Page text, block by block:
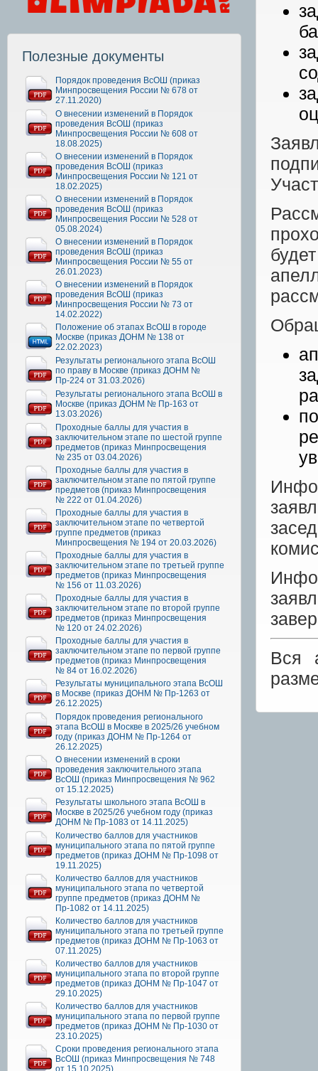
Полезные документы
Порядок проведения ВсОШ (приказ
Минпросвещения России № 678 от
27.11.2020)
О внесении изменений в Порядок
проведения ВсОШ (приказ
Минпросвещения России № 608 от
18.08.2025)
О внесении изменений в Порядок
проведения ВсОШ (приказ
Минпросвещения России № 121 от
18.02.2025)
О внесении изменений в Порядок
проведения ВсОШ (приказ
Минпросвещения России № 528 от
05.08.2024)
О внесении изменений в Порядок
проведения ВсОШ (приказ
Минпросвещения России № 55 от
26.01.2023)
О внесении изменений в Порядок
проведения ВсОШ (приказ
Минпросвещения России № 73 от
14.02.2022)
Положение об этапах ВсОШ в городе
Москве (приказ ДОНМ № 138 от
22.02.2023)
Результаты регионального этапа ВсОШ
по праву в Москве (приказ ДОНМ №
Пр-224 от 31.03.2026)
Результаты регионального этапа ВсОШ в
Москве (приказ ДОНМ № Пр-163 от
13.03.2026)
Проходные баллы для участия в
заключительном этапе по шестой группе
предметов (приказ Минпросвещения
№ 235 от 03.04.2026)
Проходные баллы для участия в
заключительном этапе по пятой группе
предметов (приказ Минпросвещения
№ 222 от 01.04.2026)
Проходные баллы для участия в
заключительном этапе по четвертой
группе предметов (приказ
Минпросвещения № 194 от 20.03.2026)
Проходные баллы для участия в
заключительном этапе по третьей группе
предметов (приказ Минпросвещения
№ 156 от 11.03.2026)
Проходные баллы для участия в
заключительном этапе по второй группе
предметов (приказ Минпросвещения
№ 120 от 24.02.2026)
Проходные баллы для участия в
заключительном этапе по первой группе
предметов (приказ Минпросвещения
№ 84 от 16.02.2026)
Результаты муниципального этапа ВсОШ
в Москве (приказ ДОНМ № Пр-1263 от
26.12.2025)
Порядок проведения регионального
этапа ВсОШ в Москве в 2025/26 учебном
году (приказ ДОНМ № Пр-1264 от
26.12.2025)
О внесении изменений в сроки
проведения заключительного этапа
ВсОШ (приказ Минпросвещения № 962
от 15.12.2025)
Результаты школьного этапа ВсОШ в
Москве в 2025/26 учебном году (приказ
ДОНМ № Пр-1083 от 14.11.2025)
Количество баллов для участников
муниципального этапа по пятой группе
предметов (приказ ДОНМ № Пр-1098 от
19.11.2025)
Количество баллов для участников
муниципального этапа по четвертой
группе предметов (приказ ДОНМ №
Пр-1082 от 14.11.2025)
Количество баллов для участников
муниципального этапа по третьей группе
предметов (приказ ДОНМ № Пр-1063 от
07.11.2025)
Количество баллов для участников
муниципального этапа по второй группе
предметов (приказ ДОНМ № Пр-1047 от
29.10.2025)
Количество баллов для участников
муниципального этапа по первой группе
предметов (приказ ДОНМ № Пр-1030 от
23.10.2025)
Сроки проведения регионального этапа
ВсОШ (приказ Минпросвещения № 748
от 15.10.2025)
Вся